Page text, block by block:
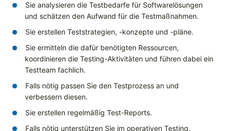
Sie analysieren die Testbedarfe für Softwarelösungen
und schätzen den Aufwand für die Testmaßnahmen.
Sie erstellen Teststrategien, -konzepte und -pläne.
Sie ermitteln die dafür benötigten Ressourcen,
koordinieren die Testing-Aktivitäten und führen dabei ein
Testteam fachlich.
Falls nötig passen Sie den Testprozess an und
verbessern diesen.
Sie erstellen regelmäßig Test-Reports.
Falls nötig unterstützen Sie im operativen Testing.